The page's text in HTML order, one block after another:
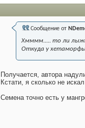
Сообщение от
Хмммм..... то ли лыжи
Откуда у хетаморфы
Получается, автора
Кстати, я сколько не
Семена точно есть у